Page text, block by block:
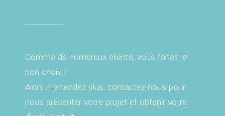
Comme de nombreux clients, vous faites le
bon choix !
Alors n'attendez plus, contactez-nous pour
nous présenter votre projet et obtenir votre